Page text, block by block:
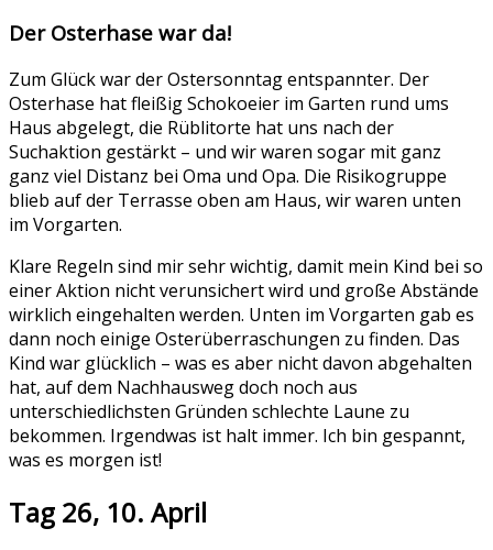
Der Osterhase war da!
Zum Glück war der Ostersonntag entspannter. Der
Osterhase hat fleißig Schokoeier im Garten rund ums
Haus abgelegt, die Rüblitorte hat uns nach der
Suchaktion gestärkt – und wir waren sogar mit ganz
ganz viel Distanz bei Oma und Opa. Die Risikogruppe
blieb auf der Terrasse oben am Haus, wir waren unten
im Vorgarten.
Klare Regeln sind mir sehr wichtig, damit mein Kind bei so
einer Aktion nicht verunsichert wird und große Abstände
wirklich eingehalten werden. Unten im Vorgarten gab es
dann noch einige Osterüberraschungen zu finden. Das
Kind war glücklich – was es aber nicht davon abgehalten
hat, auf dem Nachhausweg doch noch aus
unterschiedlichsten Gründen schlechte Laune zu
bekommen. Irgendwas ist halt immer. Ich bin gespannt,
was es morgen ist!
Tag 26, 10. April